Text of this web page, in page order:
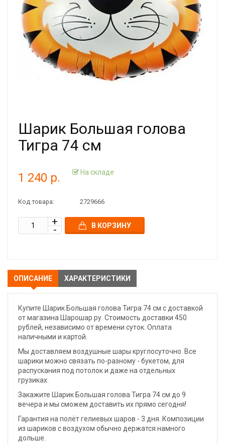
Шарик Большая голова
Тигра 74 см
1 240 р. На складе
Код товара: 2729666
В КОРЗИНУ
ОПИСАНИЕ ХАРАКТЕРИСТИКИ
Купите Шарик Большая голова Тигра 74 см с доставкой
от магазина Шарошар.ру. Стоимость доставки 450
рублей, независимо от времени суток. Оплата
наличными и картой.
Мы доставляем воздушные шары круглосуточно. Все
шарики можно связать по-разному - букетом, для
распускания под потолок и даже на отдельных
грузиках.
Закажите Шарик Большая голова Тигра 74 см до 9
вечера и мы сможем доставить их прямо сегодня!
Гарантия на полёт гелиевых шаров - 3 дня. Композиции
из шариков с воздухом обычно держатся намного
дольше.